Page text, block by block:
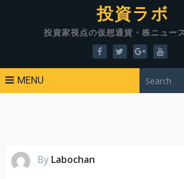
投資ラボ
投資家視点の仮想通貨・株ニュー
MENU
By Labochan